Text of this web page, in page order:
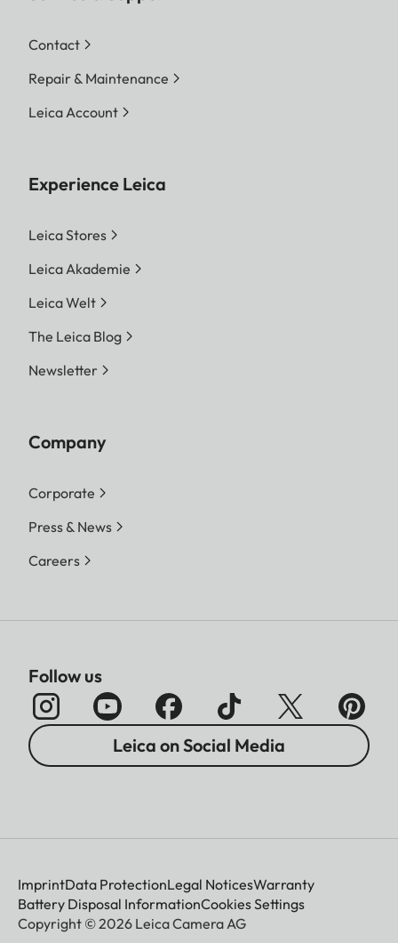
Contact
Repair & Maintenance
Leica Account
Experience Leica
Leica Stores
Leica Akademie
Leica Welt
The Leica Blog
Newsletter
Company
Corporate
Press & News
Careers
Follow us
Leica on Social Media
ImprintData ProtectionLegal NoticesWarranty
Battery Disposal InformationCookies Settings
Copyright © 2026 Leica Camera AG